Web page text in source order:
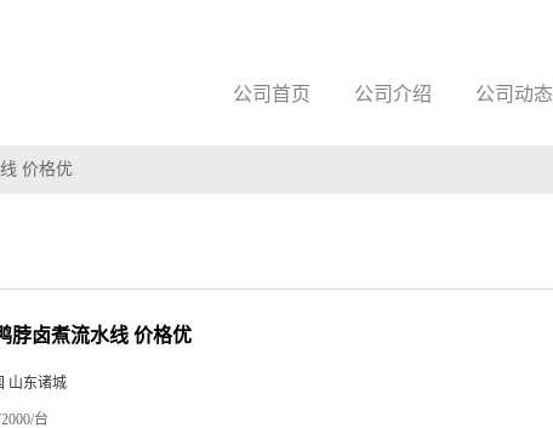
公司首页 公司介绍 公司动态
价格优
脖卤煮流水线 价格优
山东诸城
台